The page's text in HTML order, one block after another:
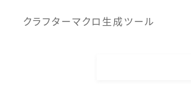
クラフターマクロ生成ツール